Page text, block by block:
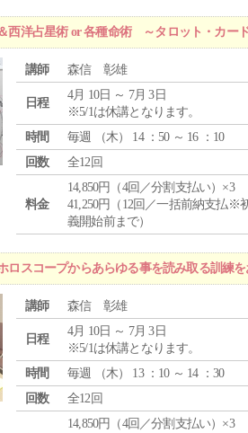
西洋占星術 or 各種命術 ～タロット・カー
講師 森信 彰雄
日程
4月 10日 ～ 7月 3日
※5/1は休講となります。
時間
毎週 （木） 14 ：50 ～ 16 ：10
回数
全12回
料金
14,850円（4回／分割支払い）×3
41,250円（12回／一括前納支払※
義開始前まで）
スコープからあらゆる事を読み取る訓練を
講師 森信 彰雄
日程
4月 10日 ～ 7月 3日
※5/1は休講となります。
時間
毎週 （木） 13 ：10 ～ 14 ：30
回数
全12回
14,850円（4回／分割支払い）×3